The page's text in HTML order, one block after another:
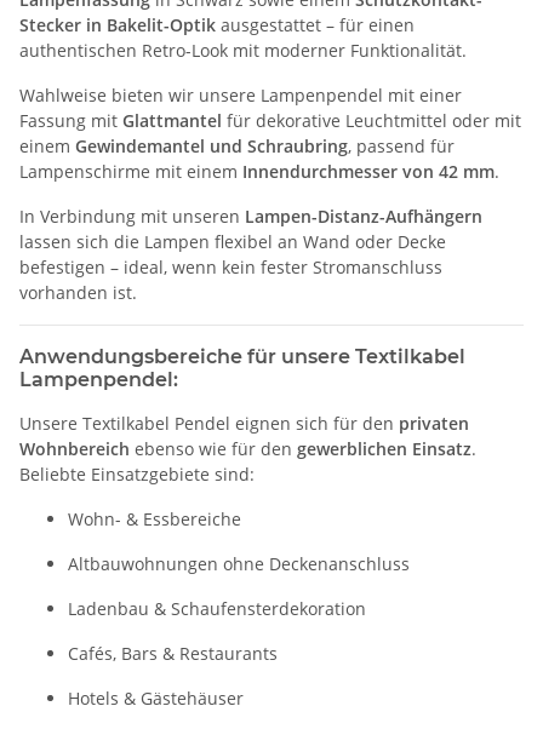
Stecker in Bakelit-Optik ausgestattet – für einen
authentischen Retro-Look mit moderner Funktionalität.
Wahlweise bieten wir unsere Lampenpendel mit einer
Fassung mit Glattmantel für dekorative Leuchtmittel oder mit
einem Gewindemantel und Schraubring, passend für
Lampenschirme mit einem Innendurchmesser von 42 mm.
In Verbindung mit unseren Lampen-Distanz-Aufhängern
lassen sich die Lampen flexibel an Wand oder Decke
befestigen – ideal, wenn kein fester Stromanschluss
vorhanden ist.
Anwendungsbereiche für unsere Textilkabel
Lampenpendel:
Unsere Textilkabel Pendel eignen sich für den privaten
Wohnbereich ebenso wie für den gewerblichen Einsatz.
Beliebte Einsatzgebiete sind:
Wohn- & Essbereiche
Altbauwohnungen ohne Deckenanschluss
Ladenbau & Schaufensterdekoration
Cafés, Bars & Restaurants
Hotels & Gästehäuser